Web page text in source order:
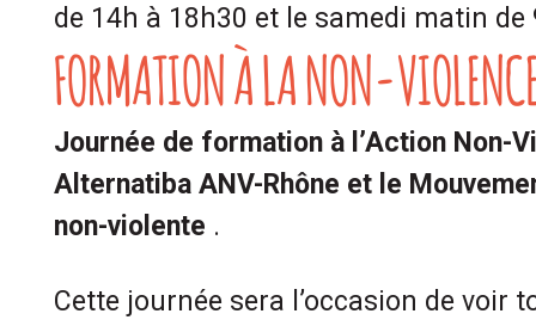
de 14h à 18h30 et le samedi matin de
FORMATION À LA NON-
Journée de formation à l’Action Non-
Alternatiba ANV-Rhône et le
non-violente .
Cette journée sera l’occasion de voir